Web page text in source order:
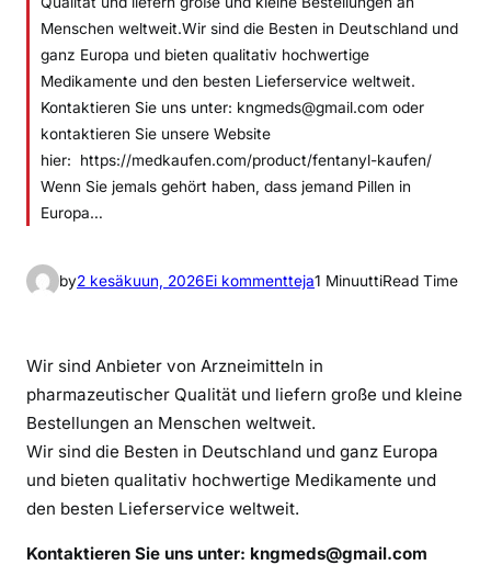
Menschen weltweit.Wir sind die Besten in Deutschland und
ganz Europa und bieten qualitativ hochwertige
Medikamente und den besten Lieferservice weltweit.
Kontaktieren Sie uns unter: kngmeds@gmail.com oder
kontaktieren Sie unsere Website
hier: https://medkaufen.com/product/fentanyl-kaufen/
Wenn Sie jemals gehört haben, dass jemand Pillen in
Europa…
by2 kesäkuun, 2026Ei kommenttejaa
i
i
1 MinuuttiRead Time
Wir sind Anbieter von Arzneimitteln in
pharmazeutischer Qualität und liefern große und kleine
Bestellungen an Menschen weltweit.
Wir sind die Besten in Deutschland und ganz Europa
und bieten qualitativ hochwertige Medikamente und
den besten Lieferservice weltweit.
Kontaktieren Sie uns unter: kngmeds@gmail.com